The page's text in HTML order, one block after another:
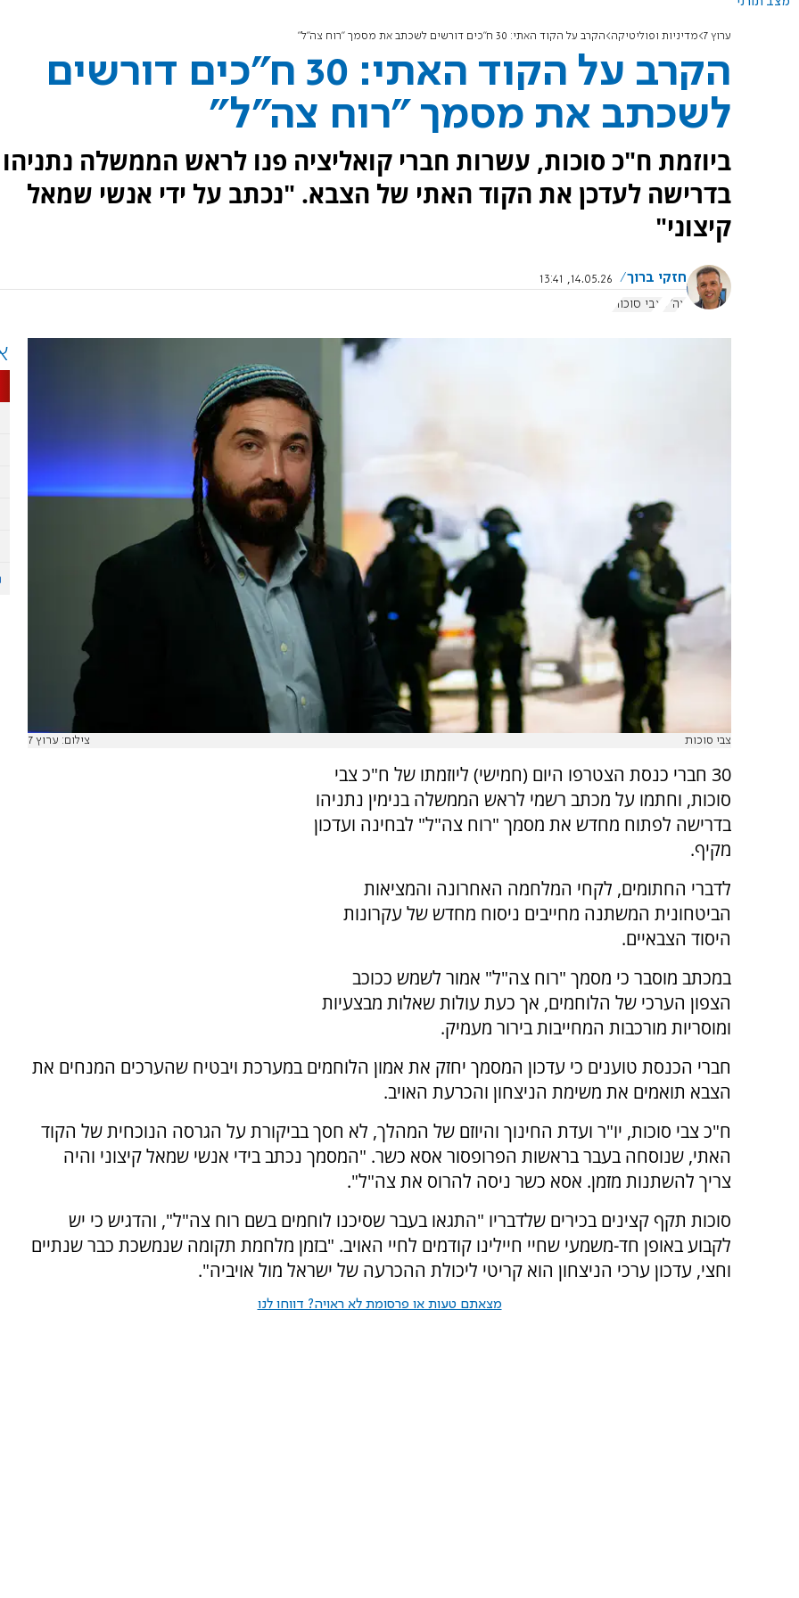
ערוץ 7 מדיניות ופוליטיקה הקרב על הקוד האתי: 30 ח"כים דורשים לשכתב את מסמך "רוח צה"ל"
הקרב על הקוד האתי: 30 ח"כים דורשים
לשכתב את מסמך "רוח צה"ל"
ביוזמת ח"כ סוכות, עשרות חברי קואליציה פנו לראש הממשלה נתניהו
בדרישה לעדכן את הקוד האתי של הצבא. "נכתב על ידי אנשי שמאל
קיצוני"
חזקי ברוך
14.05.26, 13:41
צה"ל
צבי סוכות
צבי סוכות צילום: ערוץ 7
30 חברי כנסת הצטרפו היום (חמישי) ליוזמתו של ח"כ צבי
סוכות, וחתמו על מכתב רשמי לראש הממשלה בנימין נתניהו
בדרישה לפתוח מחדש את מסמך "רוח צה"ל" לבחינה ועדכון
מקיף.
לדברי החתומים, לקחי המלחמה האחרונה והמציאות
הביטחונית המשתנה מחייבים ניסוח מחדש של עקרונות
היסוד הצבאיים.
במכתב מוסבר כי מסמך "רוח צה"ל" אמור לשמש ככוכב
הצפון הערכי של הלוחמים, אך כעת עולות שאלות מבצעיות
ומוסריות מורכבות המחייבות בירור מעמיק.
חברי הכנסת טוענים כי עדכון המסמך יחזק את אמון הלוחמים במערכת ויבטיח שהערכים המנחים את
הצבא תואמים את משימת הניצחון והכרעת האויב.
ח"כ צבי סוכות, יו"ר ועדת החינוך והיוזם של המהלך, לא חסך בביקורת על הגרסה הנוכחית של הקוד
האתי, שנוסחה בעבר בראשות הפרופסור אסא כשר. "המסמך נכתב בידי אנשי שמאל קיצוני והיה
צריך להשתנות מזמן. אסא כשר ניסה להרוס את צה"ל".
סוכות תקף קצינים בכירים שלדבריו "התגאו בעבר שסיכנו לוחמים בשם רוח צה"ל", והדגיש כי יש
לקבוע באופן חד-משמעי שחיי חיילינו קודמים לחיי האויב. "בזמן מלחמת תקומה שנמשכת כבר שנתיים
וחצי, עדכון ערכי הניצחון הוא קריטי ליכולת ההכרעה של ישראל מול אויביה".
מצאתם טעות או פרסומת לא ראויה? דווחו לנו